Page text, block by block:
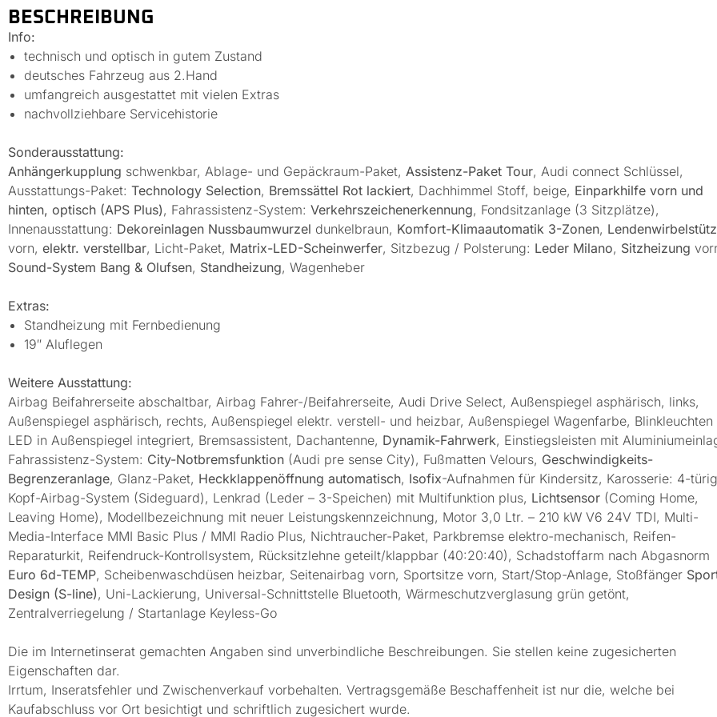
BESCHREIBUNG
Info:
technisch und optisch in gutem Zustand
deutsches Fahrzeug aus 2.Hand
umfangreich ausgestattet mit vielen Extras
nachvollziehbare Servicehistorie
Sonderausstattung:
Anhängerkupplung schwenkbar, Ablage- und Gepäckraum-Paket, Assistenz-Paket Tour, Audi connect Schlüssel,
Ausstattungs-Paket: Technology Selection, Bremssättel Rot lackiert, Dachhimmel Stoff, beige, Einparkhilfe vorn und
hinten, optisch (APS Plus), Fahrassistenz-System: Verkehrszeichenerkennung, Fondsitzanlage (3 Sitzplätze),
Innenausstattung: Dekoreinlagen Nussbaumwurzel dunkelbraun, Komfort-Klimaautomatik 3-Zonen,
vorn, elektr. verstellbar, Licht-Paket, Matrix-LED-Scheinwerfer, Sitzbezug / Polsterung: Leder Milano, Sitzheizung
Sound-System Bang & Olufsen, Standheizung, Wagenheber
Extras:
Standheizung mit Fernbedienung
19″ Aluflegen
Weitere Ausstattung:
Airbag Beifahrerseite abschaltbar, Airbag Fahrer-/Beifahrerseite, Audi Drive Select, Außenspiegel asphärisch, links,
Außenspiegel asphärisch, rechts, Außenspiegel elektr. verstell- und heizbar, Außenspiegel Wagenfarbe, Blinkleuchten
LED in Außenspiegel integriert, Bremsassistent, Dachantenne, Dynamik-Fahrwerk, Einstiegsleisten mit
Fahrassistenz-System: City-Notbremsfunktion (Audi pre sense City), Fußmatten Velours, Geschwindigkeits-
Begrenzeranlage, Glanz-Paket, Heckklappenöffnung automatisch, Isofix-Aufnahmen für Kindersitz, Karosserie: 4-
Kopf-Airbag-System (Sideguard), Lenkrad (Leder – 3-Speichen) mit Multifunktion plus, Lichtsensor (Coming Home,
Leaving Home), Modellbezeichnung mit neuer Leistungskennzeichnung, Motor 3,0 Ltr. – 210 kW V6 24V TDI, Multi-
Media-Interface MMI Basic Plus / MMI Radio Plus, Nichtraucher-Paket, Parkbremse elektro-mechanisch, Reifen-
Reparaturkit, Reifendruck-Kontrollsystem, Rücksitzlehne geteilt/klappbar (40:20:40), Schadstoffarm nach Abgasnorm
Euro 6d-TEMP, Scheibenwaschdüsen heizbar, Seitenairbag vorn, Sportsitze vorn, Start/Stop-Anlage, Stoßfänger
Design (S-line), Uni-Lackierung, Universal-Schnittstelle Bluetooth, Wärmeschutzverglasung grün getönt,
Zentralverriegelung / Startanlage Keyless-Go
Die im Internetinserat gemachten Angaben sind unverbindliche Beschreibungen. Sie stellen keine zugesicherten
Eigenschaften dar.
Irrtum, Inseratsfehler und Zwischenverkauf vorbehalten. Vertragsgemäße Beschaffenheit ist nur die, welche bei
Kaufabschluss vor Ort besichtigt und schriftlich zugesichert wurde.